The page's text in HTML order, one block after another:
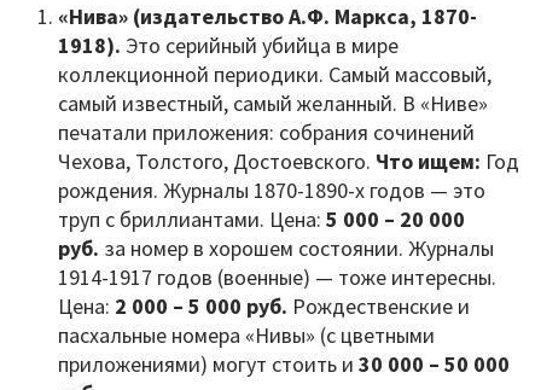
«Нива» (издательство А.Ф. Маркса, 1870-
1918). Это серийный убийца в мире
коллекционной периодики. Самый массовый,
самый известный, самый желанный. В «Ниве»
печатали приложения: собрания сочинений
Чехова, Толстого, Достоевского. Что ищем: Год
рождения. Журналы 1870-1890-х годов — это
труп с бриллиантами. Цена: 5 000 – 20 000
руб. за номер в хорошем состоянии. Журналы
1914-1917 годов (военные) — тоже интересны.
Цена: 2 000 – 5 000 руб. Рождественские и
пасхальные номера «Нивы» (с цветными
приложениями) могут стоить и 30 000 – 50 000